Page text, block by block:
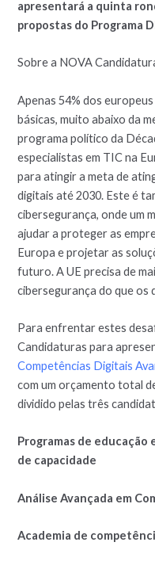
apresentará a quinta
propostas do Programa
Sobre a NOVA
Apenas 54% dos
básicas, muito abaixo da
programa político da
especialistas em TIC na
para atingir a meta de
digitais até 2030. Este é
cibersegurança, onde um
ajudar a proteger as
Europa e projetar as
futuro. A UE precisa de
cibersegurança do que os
Para enfrentar estes
Candidaturas para
Competências Digitais
com um orçamento total
dividido pelas três
Programas de educação
de capacidade
Análise Avançada em
Academia de